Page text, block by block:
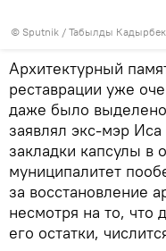
© Sputnik / Табылды
Архитектурный
реставрации уже
даже было
заявлял экс-мэр
закладки капсулы в
муниципалитет
за восстановление
несмотря на то, что
его остатки,